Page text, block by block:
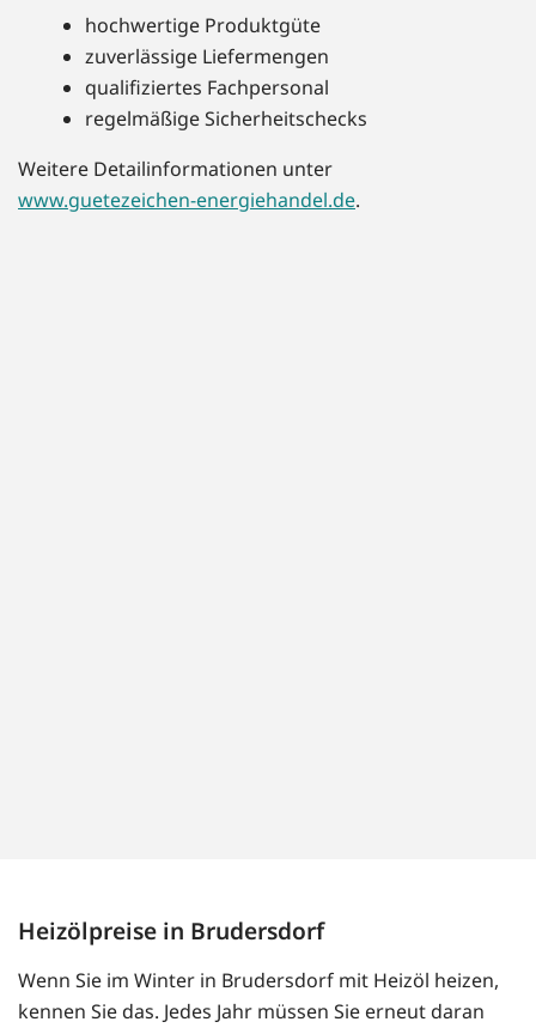
hochwertige Produktgüte
zuverlässige Liefermengen
qualifiziertes Fachpersonal
regelmäßige Sicherheitschecks
Weitere Detailinformationen unter
www.guetezeichen-energiehandel.de.
Heizölpreise in Brudersdorf
Wenn Sie im Winter in Brudersdorf mit Heizöl heizen,
kennen Sie das. Jedes Jahr müssen Sie erneut daran